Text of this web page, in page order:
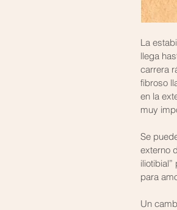
La
llega
carrera
fibroso
en la
muy
Se
externo
para
Un